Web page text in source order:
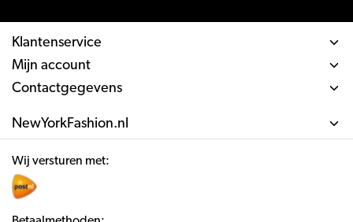
Klantenservice
Mijn account
Contactgegevens
NewYorkFashion.nl
Wij versturen met: